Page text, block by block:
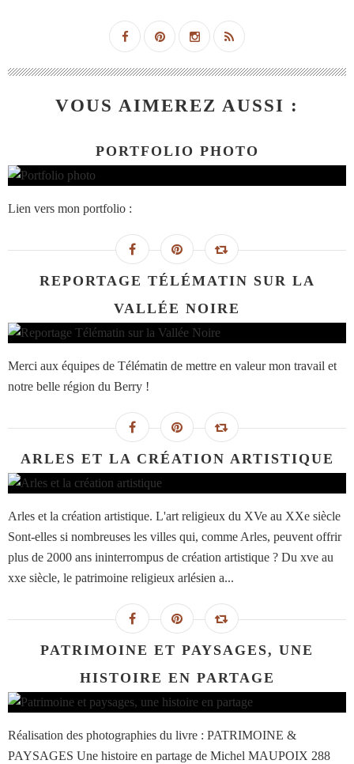
VOUS AIMEREZ AUSSI :
PORTFOLIO PHOTO
Lien vers mon portfolio :
REPORTAGE TÉLÉMATIN SUR LA
VALLÉE NOIRE
Merci aux équipes de Télématin de mettre en valeur mon travail et
notre belle région du Berry !
ARLES ET LA CRÉATION ARTISTIQUE
Arles et la création artistique. L'art religieux du XVe au XXe siècle
Sont-elles si nombreuses les villes qui, comme Arles, peuvent offrir
plus de 2000 ans ininterrompus de création artistique ? Du xve au
xxe siècle, le patrimoine religieux arlésien a...
PATRIMOINE ET PAYSAGES, UNE
HISTOIRE EN PARTAGE
Réalisation des photographies du livre : PATRIMOINE &
PAYSAGES Une histoire en partage de Michel MAUPOIX 288